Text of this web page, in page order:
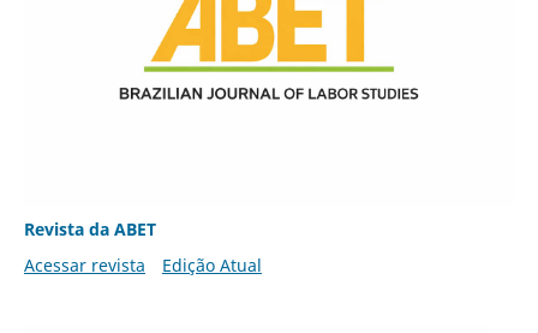
Revista da ABET
Acessar revista
Edição Atual